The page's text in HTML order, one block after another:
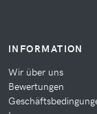
INFORMATION
Wir über uns
Bewertungen